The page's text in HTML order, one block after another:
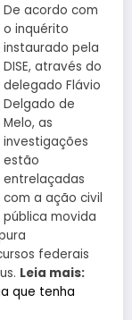
De acordo com
o inquérito
instaurado pela
DISE, através do
delegado Flávio
Delgado de
Melo, as
investigações
estão
entrelaçadas
com a ação civil
pública movida
federais
Leia mais:
que tenha